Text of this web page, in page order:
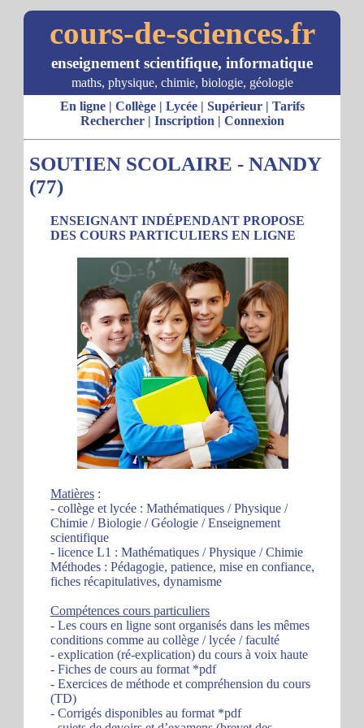
cours-de-sciences.fr
enseignement scientifique, informatique
maths, physique, chimie, biologie, géologie
En ligne| Collège| Lycée| Supérieur| Tarifs
Rechercher| Inscription | Connexion
SOUTIEN SCOLAIRE - NANDY
(77)
ENSEIGNANT INDÉPENDANT PROPOSE
DES COURS PARTICULIERS EN LIGNE
Matières :
- collège et lycée : Mathématiques / Physique /
Chimie / Biologie / Géologie / Enseignement
scientifique
- licence L1 : Mathématiques / Physique / Chimie
Méthodes : Pédagogie, patience, mise en confiance,
fiches récapitulatives, dynamisme
Compétences cours particuliers
- Les cours en ligne sont organisés dans les mêmes
conditions comme au collège / lycée / faculté
- explication (ré-explication) du cours à voix haute
- Fiches de cours au format *pdf
- Exercices de méthode et compréhension du cours
(TD)
- Corrigés disponibles au format *pdf